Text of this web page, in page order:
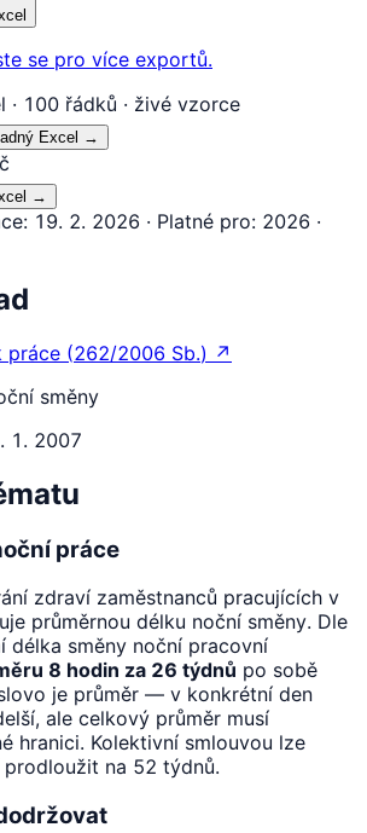
se pro více exportů.
· 100 řádků · živé vzorce
Excel →
→
: 19. 2. 2026 · Platné pro: 2026 ·
práce (262/2006 Sb.) ↗
směny
1. 2007
práce
zdraví zaměstnanců pracujících v
průměrnou délku noční směny. Dle
délka směny noční pracovní
8 hodin za 26 týdnů po sobě
je průměr — v konkrétní den
ale celkový průměr musí
hranici. Kolektivní smlouvou lze
na 52 týdnů.